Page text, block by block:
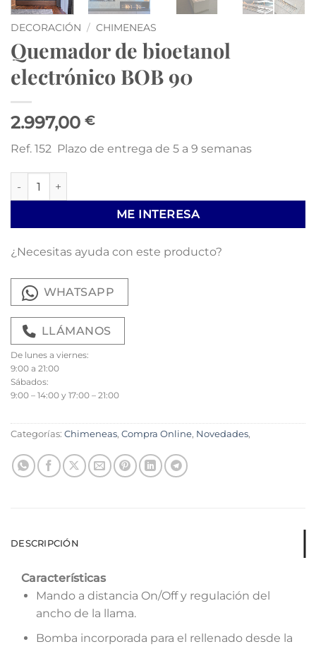
DECORACIÓN / CHIMENEAS
Quemador de bioetanol
electrónico BOB 90
2.997,00 €
Ref. 152 Plazo de entrega de 5 a 9 semanas
Quemador de bioetanol electrónico BOB 90 cantidad
ME INTERESA
¿Necesitas ayuda con este producto?
WHATSAPP
LLÁMANOS
De lunes a viernes:
9:00 a 21:00
Sábados:
9:00 – 14:00 y 17:00 – 21:00
Categorías: Chimeneas, Compra Online, Novedades,
DESCRIPCIÓN
Características
Mando a distancia On/Off y regulación del
ancho de la llama.
Bomba incorporada para el rellenado desde la